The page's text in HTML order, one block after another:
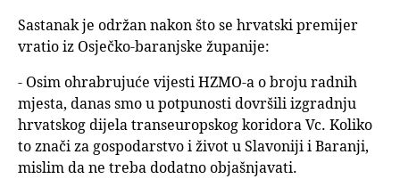
Sastanak je održan nakon što se hrvatski premijer
vratio iz Osječko-baranjske županije:
- Osim ohrabrujuće vijesti HZMO-a o broju radnih
mjesta, danas smo u potpunosti dovršili izgradnju
hrvatskog dijela transeuropskog koridora Vc. Koliko
to znači za gospodarstvo i život u Slavoniji i Baranji,
mislim da ne treba dodatno objašnjavati.